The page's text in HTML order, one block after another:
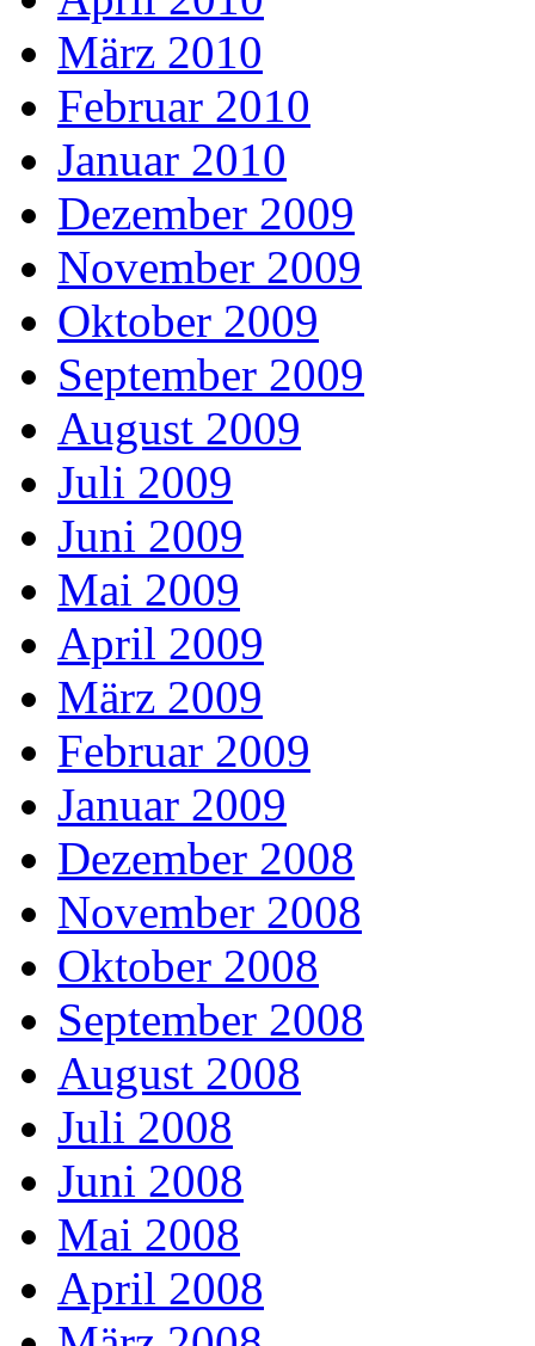
März 2010
Februar 2010
Januar 2010
Dezember 2009
November 2009
Oktober 2009
September 2009
August 2009
Juli 2009
Juni 2009
Mai 2009
April 2009
März 2009
Februar 2009
Januar 2009
Dezember 2008
November 2008
Oktober 2008
September 2008
August 2008
Juli 2008
Juni 2008
Mai 2008
April 2008